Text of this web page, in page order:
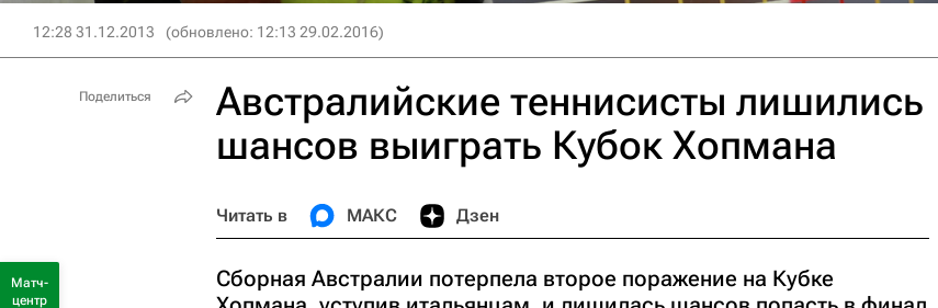
12:28 31.12.2013 (обновлено: 12:13 29.02.2016)
Австралийские теннисисты лишились
шансов выиграть Кубок Хопмана
Читать в МАКС Дзен
Сборная Австралии потерпела второе поражение на Кубке
Поделиться
Матч-
центр